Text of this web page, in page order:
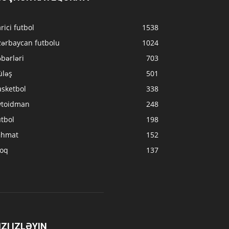
futbol
1538
futbolu
1024
703
501
338
248
198
152
137
IZLƏYIN